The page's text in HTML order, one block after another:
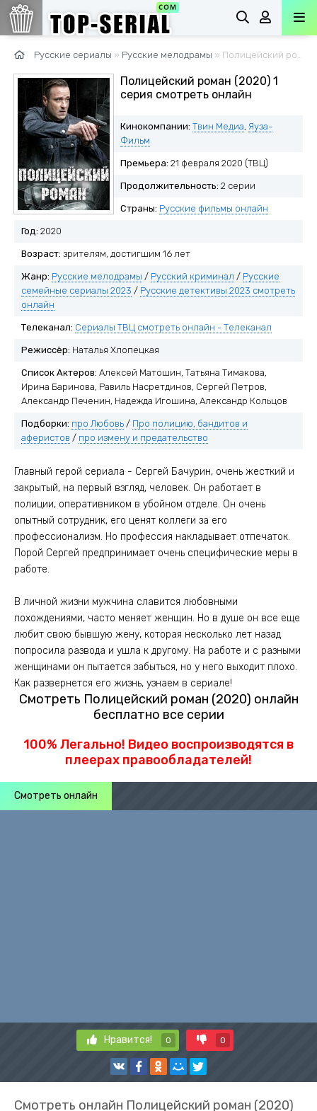
Русские сериалы » Русские мелодрамы » Полицейский роман (2020)
Полицейский роман (2020) 1
серия смотреть онлайн
Кинокомпании: Твин Медиа, Яуза-
Фильм
Премьера: 21 февраля 2020 (ТВЦ)
Продолжительность: 2 серии
Страны: Русские фильмы онлайн
Год: 2020
Возраст: зрителям, достигшим 16 лет
Жанр: Русские мелодрамы / Русский криминал / Русские
семейные сериалы 2023 / Русские детективы 2023 смотреть
онлайн
Телеканал: Сериалы ТВЦ смотреть онлайн - Телеканал
Режиссёр: Наталья Хлопецкая
Список Актеров: Алексей Матошин, Татьяна Тимакова,
Ирина Баринова, Равиль Насретдинов, Сергей Петров,
Александр Печенин, Надежда Игошина, Александр Кольцов
Подборки: про Любовь / Про полицию, бандитов и
аферистов / про измену и предательство
Главный герой сериала - Сергей Бачурин, очень жесткий и
закрытый, на первый взгляд, человек. Он работает в
полиции, оперативником в убойном отделе. Он очень
опытный сотрудник, его ценят коллеги за его
профессионализм. Но профессия накладывает отпечаток.
Порой Сергей предпринимает очень специфические меры в
работе.
В личной жизни мужчина славится любовными
похождениями, часто меняет женщин. Но в душе он все еще
любит свою бывшую жену, которая несколько лет назад
попросила развода и ушла к другому. На работе и с разными
женщинами он пытается забыться, но у него выходит плохо.
Как развернется его жизнь, узнаем в сериале!
Смотреть Полицейский роман (2020) онлайн
бесплатно все серии
100% Легально! Видео воспроизводятся в
плеерах правообладателей!
Смотреть онлайн
Нравится! 0 0
Смотреть онлайн Полицейский роман (2020)